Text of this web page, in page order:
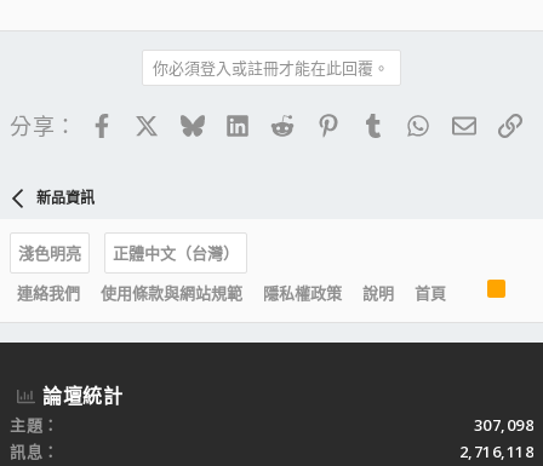
你必須登入或註冊才能在此回覆。
分享： FacebookBlueskyLinkedIn
Reddit PinterestTumblrWhatsApp
電子
新品資訊
淺色明亮
正體中文（台灣）
連絡我們
使用條款與網站規範 隱私權政策 說明 首頁
S
論壇統計
主題
307,098
訊息
2,716,118